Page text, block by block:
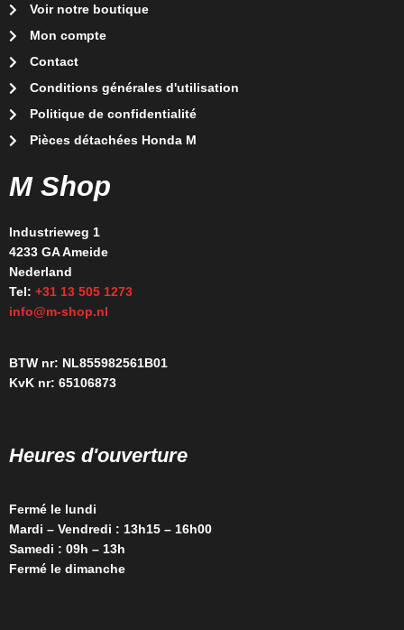
Voir notre boutique
Mon compte
Contact
Conditions générales d'utilisation
Politique de confidentialité
Pièces détachées Honda M
M Shop
Industrieweg 1
4233 GA Ameide
Nederland
Tel: +31 13 505 1273
info@m-shop.nl
BTW nr: NL855982561B01
KvK nr: 65106873
Heures d'ouverture
Fermé le lundi
Mardi – Vendredi : 13h15 – 16h00
Samedi : 09h – 13h
Fermé le dimanche